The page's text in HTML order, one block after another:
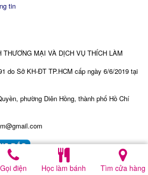
tin
THƯƠNG MẠI VÀ DỊCH VỤ THÍCH LÀM
do Sở KH-ĐT TP.HCM cấp ngày 6/6/2019 tại
phường Diên Hồng, thành phố Hồ Chí
Gọi điện Học làm bánh Tìm cửa hàng